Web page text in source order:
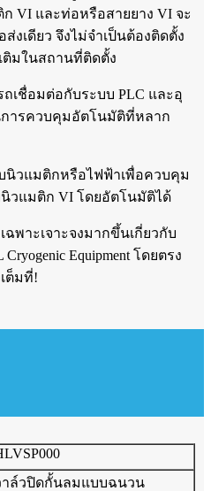
VI และท่อหรือสายยาง VI จะ
งเดียว จึงไม่จำเป็นต้องติดตั้ง
มในสถานที่ติดตั้ง
เชื่อมต่อกับระบบ PLC และอุ
ารควบคุมอัตโนมัติที่หลาก
นิวแมติกหรือไฟฟ้าเพื่อควบคุม
วแมติก VI โดยอัตโนมัติได้
พาะเจาะจงมากขึ้นเกี่ยวกับ
Equipment โดยตรง
ต็มที่!
าล์วปิดกั้นลมแบบฉนวน